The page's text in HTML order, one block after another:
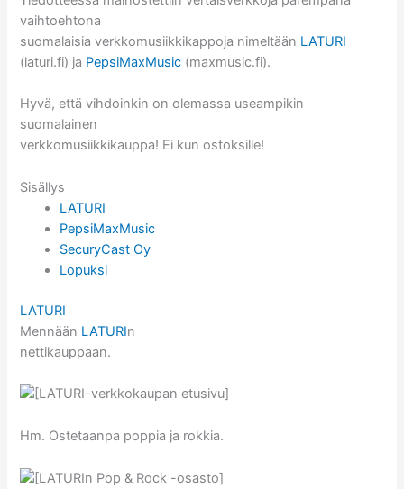
vaihtoehtona
suomalaisia verkkomusiikkikappoja nimeltään LATURI
(laturi.fi) ja PepsiMaxMusic (maxmusic.fi).
Hyvä, että vihdoinkin on olemassa useampikin
suomalainen
verkkomusiikkikauppa! Ei kun ostoksille!
Sisällys
LATURI
PepsiMaxMusic
SecuryCast Oy
Lopuksi
LATURI
Mennään LATURIn
nettikauppaan.
Hm. Ostetaanpa poppia ja rokkia.